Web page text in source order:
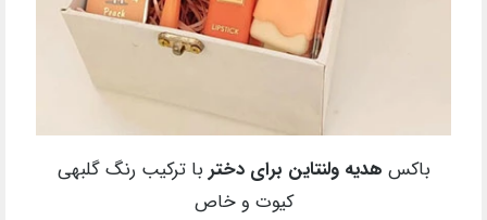
باکس هدیه ولنتاین برای دختر با ترکیب رنگ گلبهی
کیوت و خاص